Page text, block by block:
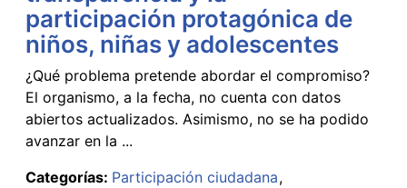
participación protagónica de
niños, niñas y adolescentes
¿Qué problema pretende abordar el compromiso?
El organismo, a la fecha, no cuenta con datos
abiertos actualizados. Asimismo, no se ha podido
avanzar en la ...
Categorías: Participación ciudadana